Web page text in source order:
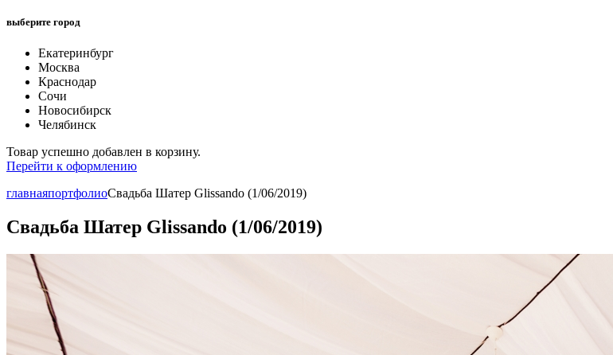
выберите город
Екатеринбург
Москва
Краснодар
Сочи
Новосибирск
Челябинск
Товар успешно добавлен в корзину.
Перейти к оформлению
главнаяпортфолиоСвадьба Шатер Glissando (1/06/2019)
Свадьба Шатер Glissando (1/06/2019)